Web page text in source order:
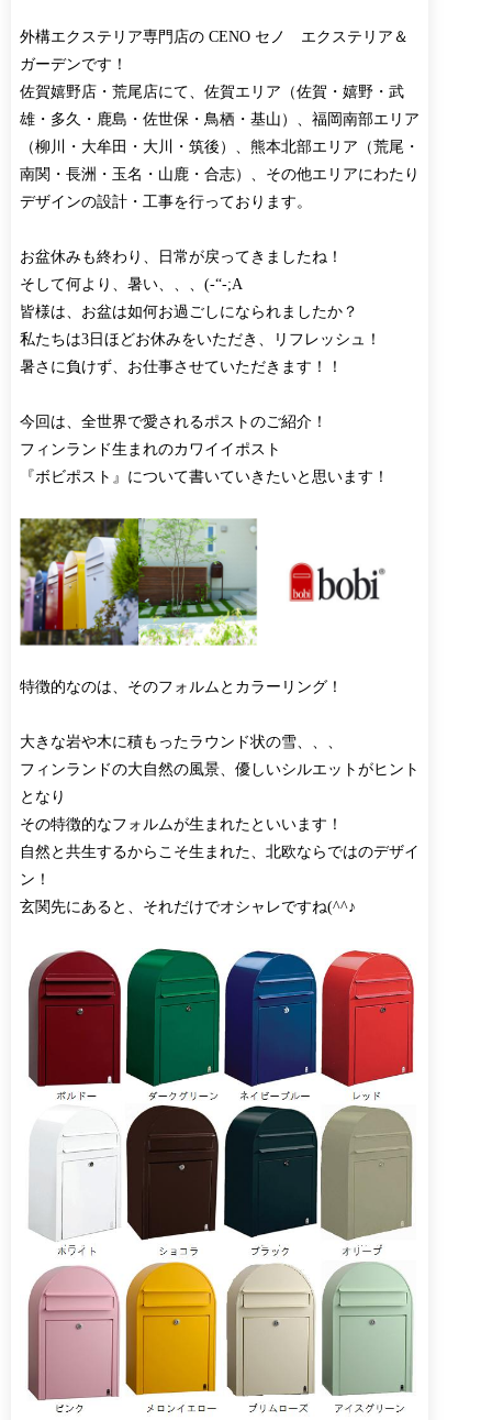
外構エクステリア専門店の CENO セノ エクステリア＆
ガーデンです！
佐賀嬉野店・荒尾店にて、佐賀エリア（佐賀・嬉野・武
雄・多久・鹿島・佐世保・鳥栖・基山）、福岡南部エリア
（柳川・大牟田・大川・筑後）、熊本北部エリア（荒尾・
南関・長洲・玉名・山鹿・合志）、その他エリアにわたり
デザインの設計・工事を行っております。
お盆休みも終わり、日常が戻ってきましたね！
そして何より、暑い、、、(-“-;A
皆様は、お盆は如何お過ごしになられましたか？
私たちは3日ほどお休みをいただき、リフレッシュ！
暑さに負けず、お仕事させていただきます！！
今回は、全世界で愛されるポストのご紹介！
フィンランド生まれのカワイイポスト
『ボビポスト』について書いていきたいと思います！
特徴的なのは、そのフォルムとカラーリング！
大きな岩や木に積もったラウンド状の雪、、、
フィンランドの大自然の風景、優しいシルエットがヒント
となり
その特徴的なフォルムが生まれたといいます！
自然と共生するからこそ生まれた、北欧ならではのデザイ
ン！
玄関先にあると、それだけでオシャレですね(^^♪